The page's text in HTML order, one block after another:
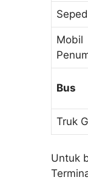
Mobil
Bus
Truk
Untuk